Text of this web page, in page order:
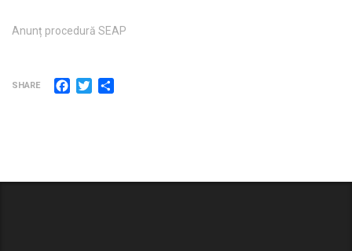
Anunț procedură SEAP
SHARE Facebook
Twitter